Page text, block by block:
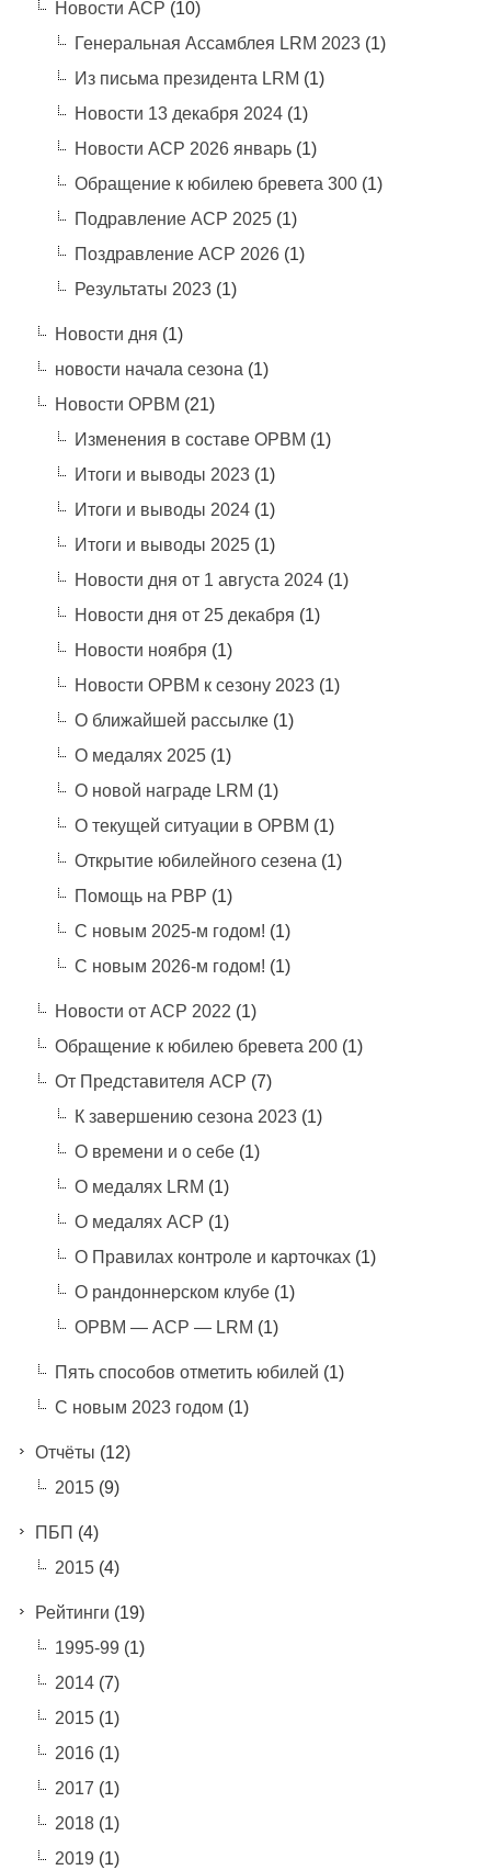
Новости АСР (10)
Генеральная Ассамблея LRM 2023(1)
Из письма президента LRM (1)
Новости 13 декабря 2024(1)
Новости АСР 2026 январь(1)
Обращение к юбилею бревета 300(1)
Подравление АСР 2025(1)
Поздравление АСР 2026(1)
Результаты 2023(1)
Новости дня (1)
новости начала сезона (1)
Новости ОРВМ (21)
Изменения в составе ОРВМ (1)
Итоги и выводы 2023(1)
Итоги и выводы 2024(1)
Итоги и выводы 2025(1)
Новости дня от 1 августа 2024(1)
Новости дня от 25 декабря (1)
Новости ноября (1)
Новости ОРВМ к сезону 2023(1)
О ближайшей рассылке(1)
О медалях 2025(1)
О новой награде LRM (1)
О текущей ситуации в ОРВМ (1)
Открытие юбилейного сезена (1)
Помощь на РВР (1)
С новым 2025-м годом! (1)
С новым 2026-м годом! (1)
Новости от АСР 2022 (1)
Обращение к юбилею бревета 200(1)
От Представителя АСР (7)
К завершению сезона 2023(1)
О времени и о себе(1)
О медалях LRM (1)
О медалях АСР (1)
О Правилах контроле и карточках(1)
О рандоннерском клубе(1)
ОРВМ — АСР — LRM (1)
Пять способов отметить юбилей (1)
С новым 2023 годом (1)
Отчёты (12)
2015(9)
ПБП (4)
2015(4)
Рейтинги (19)
1995-99 (1)
2014(7)
2015(1)
2016(1)
2017 (1)
2018(1)
2019 (1)